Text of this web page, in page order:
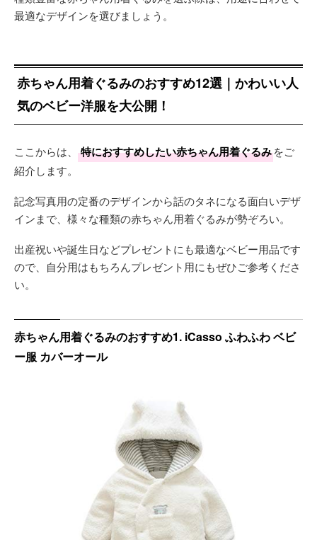
最適なデザインを選びましょう。
赤ちゃん用着ぐるみのおすすめ12選｜かわいい人
気のベビー洋服を大公開！
ここからは、 特におすすめしたい赤ちゃん用着ぐるみをご
紹介します。
記念写真用の定番のデザインから話のタネになる面白いデザ
インまで、様々な種類の赤ちゃん用着ぐるみが勢ぞろい。
出産祝いや誕生日などプレゼントにも最適なベビー用品です
ので、自分用はもちろんプレゼント用にもぜひご参考くださ
い。
赤ちゃん用着ぐるみのおすすめ1. iCasso ふわふわ ベビ
ー服 カバーオール